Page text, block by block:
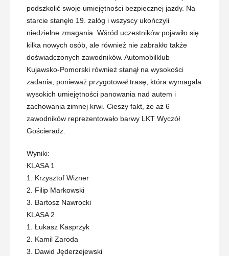
podszkolić swoje umiejętności bezpiecznej jazdy. Na
starcie stanęło 19. załóg i wszyscy ukończyli
niedzielne zmagania. Wśród uczestników pojawiło się
kilka nowych osób, ale również nie zabrakło także
doświadczonych zawodników. Automobilklub
Kujawsko-Pomorski również stanął na wysokości
zadania, ponieważ przygotował trasę, która wymagała
wysokich umiejętności panowania nad autem i
zachowania zimnej krwi. Cieszy fakt, że aż 6
zawodników reprezentowało barwy LKT Wyczół
Gościeradz.
Wyniki:
KLASA 1
1. Krzysztof Wizner
2. Filip Markowski
3. Bartosz Nawrocki
KLASA 2
1. Łukasz Kasprzyk
2. Kamil Zaroda
3. Dawid Jęderzejewski